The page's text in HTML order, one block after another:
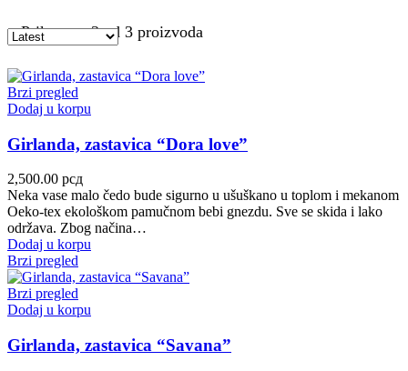
Prikazano 3 od 3 proizvoda
Brzi pregled
Dodaj u korpu
Girlanda, zastavica “Dora love”
2,500.00 рсд
Neka vase malo čedo bude sigurno u ušuškano u toplom i mekanom
Oeko-tex ekološkom pamučnom bebi gnezdu. Sve se skida i lako
održava. Zbog načina…
Dodaj u korpu
Brzi pregled
Brzi pregled
Dodaj u korpu
Girlanda, zastavica “Savana”